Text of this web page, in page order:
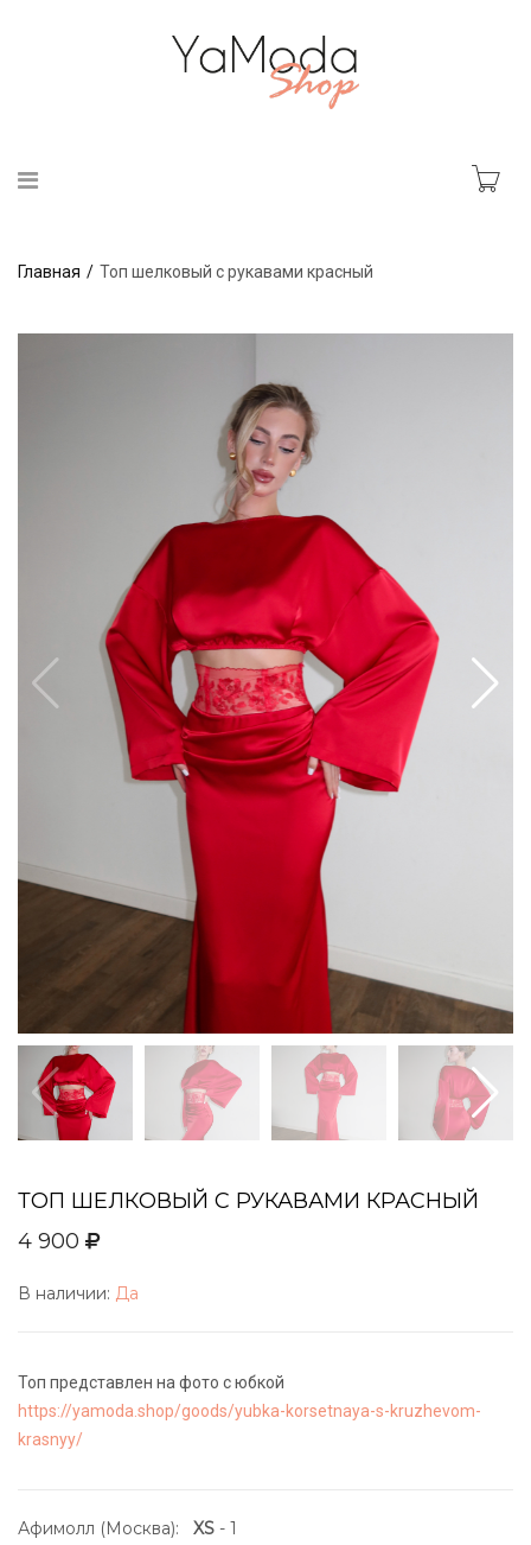
Главная Топ шелковый с рукавами красный
ТОП ШЕЛКОВЫЙ С РУКАВАМИ КРАСНЫЙ
4 900
В наличии: Да
Топ представлен на фото с юбкой
https://yamoda.shop/goods/yubka-korsetnaya-s-kruzhevom-
krasnyy/
Афимолл (Москва): XS - 1